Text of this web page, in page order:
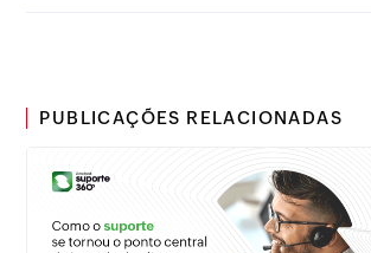
PUBLICAÇÕES RELACIONADAS